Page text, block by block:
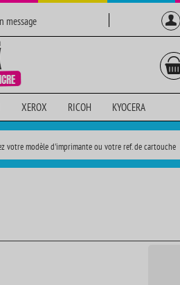
message
XEROX RICOH KYOCERA
votre modèle d'imprimante ou votre ref. de cartouche